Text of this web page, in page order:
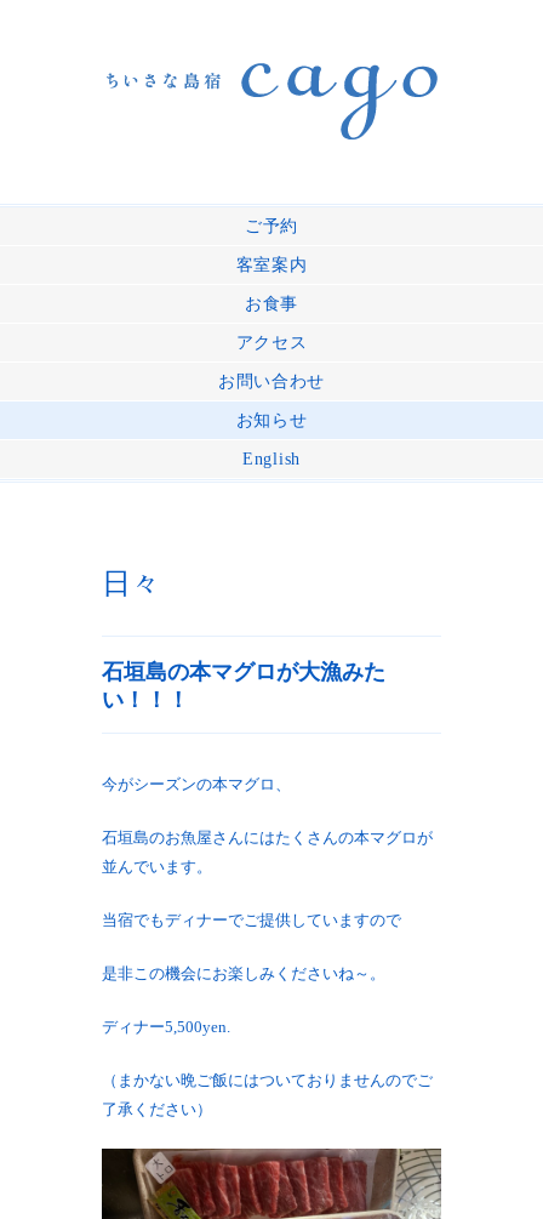
ご予約
客室案内
お食事
アクセス
お問い合わせ
お知らせ
English
日々
石垣島の本マグロが大漁みた
い！！！
今がシーズンの本マグロ、
石垣島のお魚屋さんにはたくさんの本マグロが
並んでいます。
当宿でもディナーでご提供していますので
是非この機会にお楽しみくださいね～。
ディナー5,500yen.
（まかない晩ご飯にはついておりませんのでご
了承ください）